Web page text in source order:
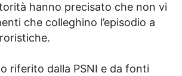
hanno precisato che non vi
che colleghino l’episodio a
riferito dalla PSNI e da fonti